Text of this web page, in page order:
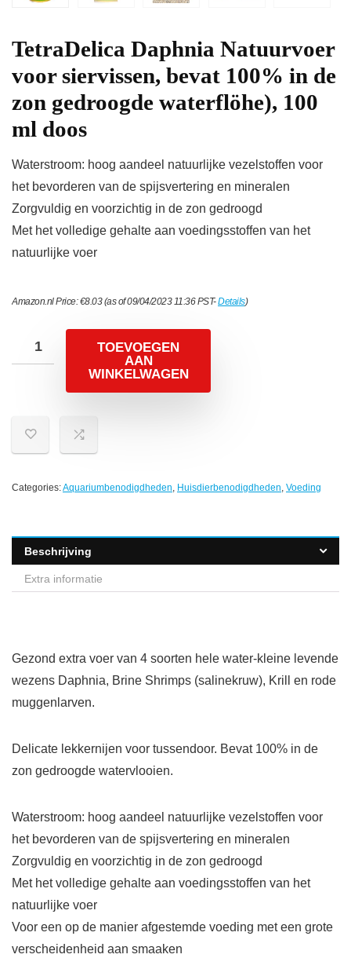
TetraDelica Daphnia Natuurvoer
voor siervissen, bevat 100% in de
zon gedroogde waterflöhe), 100
ml doos
Waterstroom: hoog aandeel natuurlijke vezelstoffen voor
het bevorderen van de spijsvertering en mineralen
Zorgvuldig en voorzichtig in de zon gedroogd
Met het volledige gehalte aan voedingsstoffen van het
natuurlijke voer
Amazon.nl Price:€8.03(as of 09/04/2023 11:36 PST-Details)
TOEVOEGEN
AAN
WINKELWAGEN
Categories:Aquariumbenodigdheden, Huisdierbenodigdheden, Voeding
Beschrijving
Extra informatie
Gezond extra voer van 4 soorten hele water-kleine levende
wezens Daphnia, Brine Shrimps (salinekruw), Krill en rode
muggenlarven.
Delicate lekkernijen voor tussendoor. Bevat 100% in de
zon gedroogde watervlooien.
Waterstroom: hoog aandeel natuurlijke vezelstoffen voor
het bevorderen van de spijsvertering en mineralen
Zorgvuldig en voorzichtig in de zon gedroogd
Met het volledige gehalte aan voedingsstoffen van het
natuurlijke voer
Voor een op de manier afgestemde voeding met een grote
verscheidenheid aan smaaken